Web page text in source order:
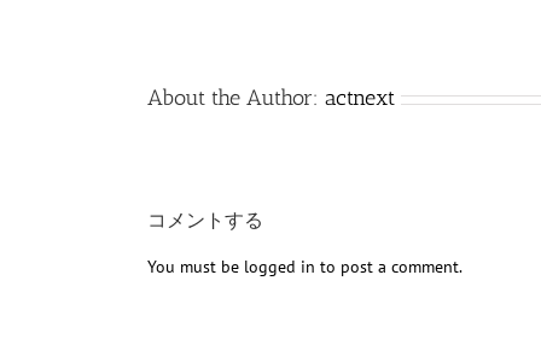
About the Author: actnext
コメントする
You must be logged in to post a comment.